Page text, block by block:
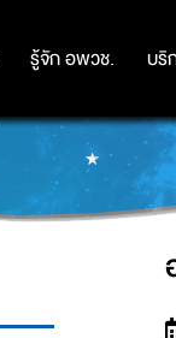
รู้จัก อพวช. บริ
รู้จัก อพวช. บริ